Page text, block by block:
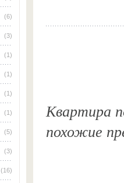
(6)
(3)
(1)
(1)
(1)
(1)
(5)
(3)
(16)
Квартира
похожие